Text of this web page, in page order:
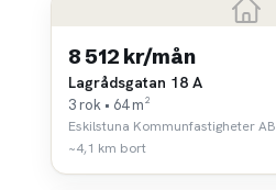
8 512 kr/mån
Lagrådsgatan 18 A
3 rok • 64 m²
Eskilstuna Kommunfastigheter AB
~4,1 km bort